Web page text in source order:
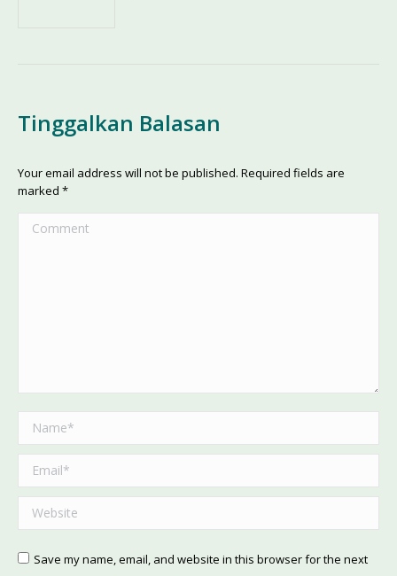
Tinggalkan Balasan
Your email address will not be published. Required fields are
marked *
Comment
Name *
Email *
Website
Save my name, email, and website in this browser for the next